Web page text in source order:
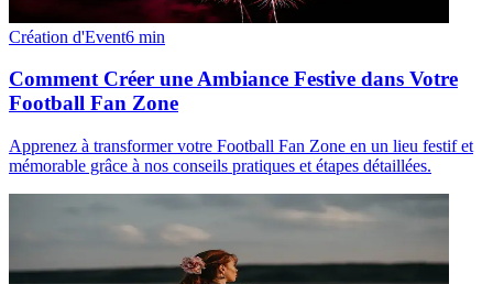
Création d'Event6 min
Comment Créer une Ambiance Festive dans Votre
Football Fan Zone
Apprenez à transformer votre Football Fan Zone en un lieu festif et
mémorable grâce à nos conseils pratiques et étapes détaillées.